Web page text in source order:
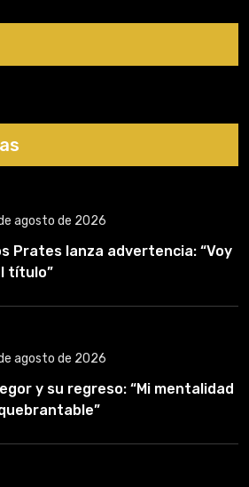
agosto de 2026
Prates lanza advertencia: “Voy
título”
agosto de 2026
y su regreso: “Mi mentalidad